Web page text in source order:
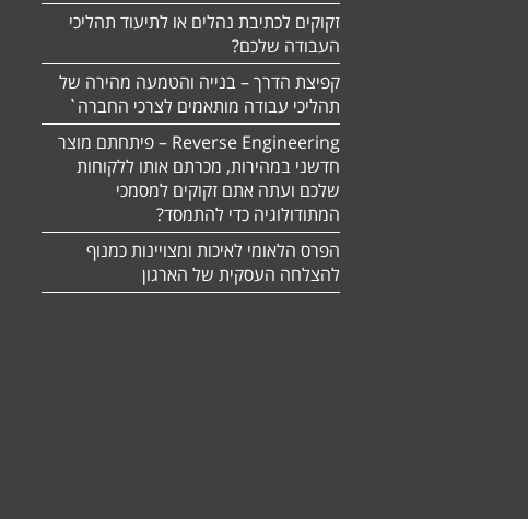
זקוקים לכתיבת נהלים או לתיעוד תהליכי
העבודה שלכם?
קפיצת הדרך – בנייה והטמעה מהירה של
תהליכי עבודה מותאמים לצרכי החברה`
Reverse Engineering – פיתחתם מוצר
חדשני במהירות, מכרתם אותו ללקוחות
שלכם ועתה אתם זקוקים למסמכי
המתודולוגיה כדי להתמסד?
הפרס הלאומי לאיכות ומצויינות כמנוף
להצלחה העסקית של הארגון